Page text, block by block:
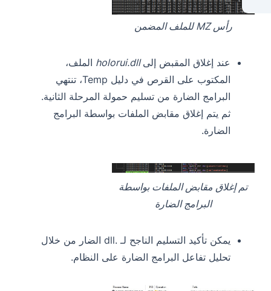
رأس MZ للملف المضمن
عند إغلاق المقبض إلىholorui.dll
الملف،
المكتوب على القرص في دليل Temp، تنتهي
البرامج الضارة من تسليم حمولة المرحلة الثانية.
ثم يتم إغلاق مقابض الملفات بواسطة البرامج
الضارة.
تم إغلاق مقابض الملفات بواسطة
البرامج الضارة
يمكن تأكيد التسليم الناجح لـ .dll الضار من خلال
تحليل تفاعل البرامج الضارة على النظام.